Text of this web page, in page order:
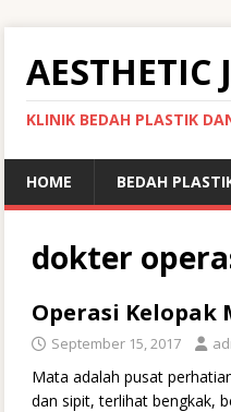
AESTHETIC
KLINIK BEDAH PLASTIK
HOME BEDAH
dokter
Operasi
September 15, 2017
Mata adalah pusat
dan sipit, terlihat bengkak,